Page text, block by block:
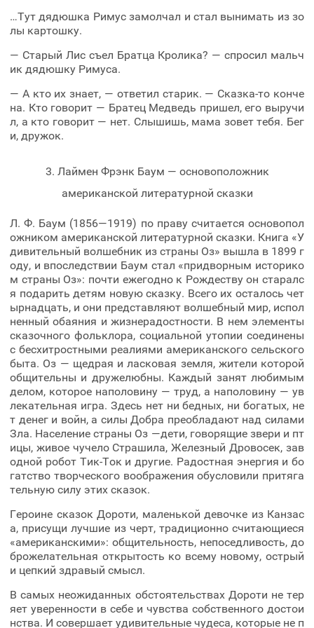
…Тут дядюшка Римус замолчал и стал вынимать из зо
лы картошку.
— Старый Лис съел Братца Кролика? — спросил мальч
ик дядюшку Римуса.
— А кто их знает, — ответил старик. — Сказка-то конче
на. Кто говорит — Братец Медведь пришел, его выручи
л, а кто говорит — нет. Слышишь, мама зовет тебя. Бег
и, дружок.
3. Лаймен Фрэнк Баум — основоположник
американской литературной сказки
Л. Ф. Баум (1856—1919) по праву считается основопол
ожником американской литературной сказки. Книга «У
дивительный волшебник из страны Оз» вышла в 1899 г
оду, и впоследствии Баум стал «придворным историко
м страны Оз»: почти ежегодно к Рождеству он старалс
я подарить детям новую сказку. Всего их осталось чет
ырнадцать, и они представляют волшебный мир, испол
ненный обаяния и жизнерадостности. В нем элементы
сказочного фольклора, социальной утопии соединены
с бесхитростными реалиями американского сельского
быта. Оз — щедрая и ласковая земля, жители которой
общительны и дружелюбны. Каждый занят любимым
делом, которое наполовину — труд, а наполовину — ув
лекательная игра. Здесь нет ни бедных, ни богатых, не
т денег и войн, а силы Добра преобладают над силами
Зла. Население страны Оз —дети, говорящие звери и пт
ицы, живое чучело Страшила, Железный Дровосек, зав
одной робот Тик-Ток и другие. Радостная энергия и бо
гатство творческого воображения обусловили притяга
тельную силу этих сказок.
Героине сказок Дороти, маленькой девочке из Канзас
а, присущи лучшие из черт, традиционно считающиеся
«американскими»: общительность, непоседливость, до
брожелательная открытость ко всему новому, острый
и цепкий здравый смысл.
В самых неожиданных обстоятельствах Дороти не тер
яет уверенности в себе и чувства собственного достои
нства. И совершает удивительные чудеса, которые не п